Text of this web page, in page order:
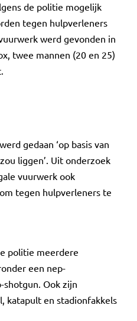
de politie mogelijk
tegen hulpverleners
werd gevonden in
twee mannen (20 en 25)
gedaan ‘op basis van
liggen’. Uit onderzoek
vuurwerk ook
tegen hulpverleners te
politie meerdere
een nep-
shotgun. Ook zijn
katapult en stadionfakkels